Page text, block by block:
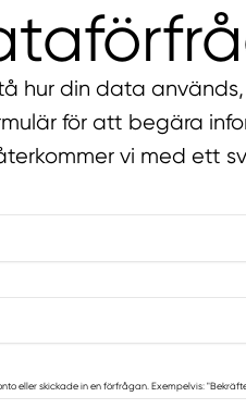
hur din data
för att begära
vi med ett
eller skickade in en förfrågan. Exempelvis: